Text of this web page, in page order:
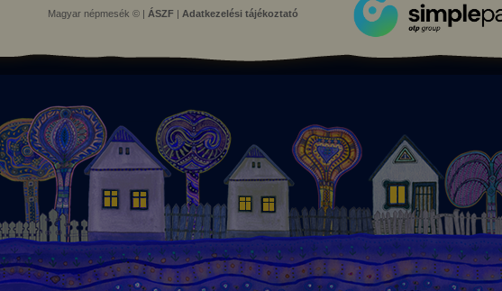
Magyar népmesék © | ÁSZF Adatkezelési tájékoztató